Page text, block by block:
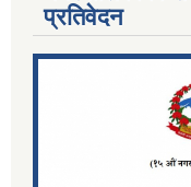
प्रतिवेदन